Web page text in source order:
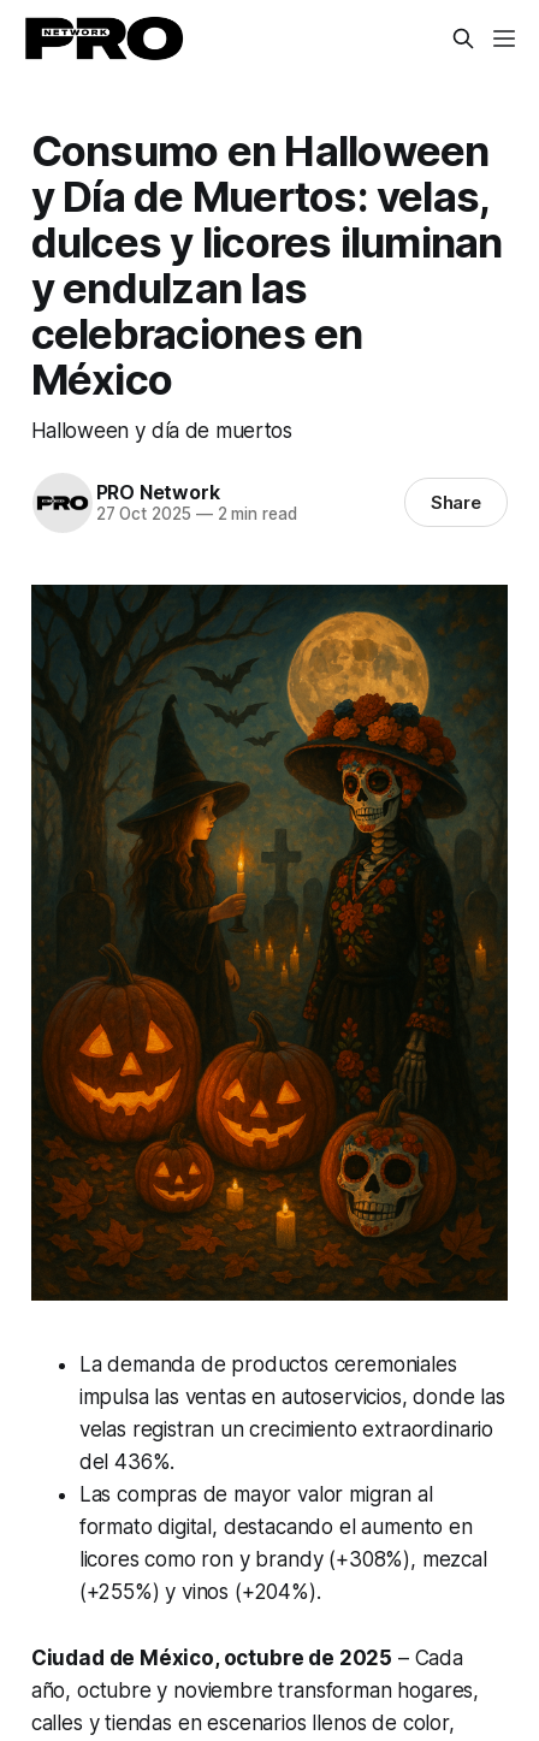
Consumo en Halloween
y Día de Muertos: velas,
dulces y licores iluminan
y endulzan las
celebraciones en
México
Halloween y día de muertos
PRO Network
27 Oct 2025 —2 min read Share
La demanda de productos ceremoniales
impulsa las ventas en autoservicios, donde las
velas registran un crecimiento extraordinario
del 436%.
Las compras de mayor valor migran al
formato digital, destacando el aumento en
licores como ron y brandy (+308%), mezcal
(+255%) y vinos (+204%).
Ciudad de México, octubre de 2025 – Cada
año, octubre y noviembre transforman hogares,
calles y tiendas en escenarios llenos de color,